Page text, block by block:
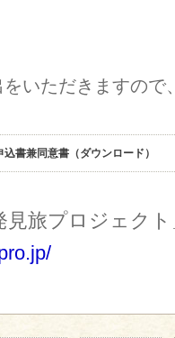
いただきますの
書兼同意書（ダウンロード）
見旅プロジェク